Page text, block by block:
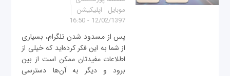
موبایل
اپلیکیشن
12/02/1397 - 16:50
پس از مسدود شدن تلگرام، بسیاری
از شما به این فکر کرده‌اید که خیلی از
اطلاعات مفیدتان ممکن است از بین
برود و دیگر به آن‌ها دسترسی